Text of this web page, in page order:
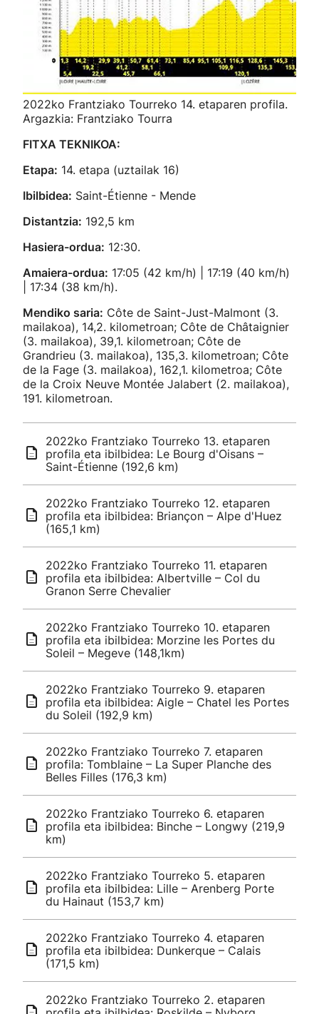
2022ko Frantziako Tourreko 14. etaparen profila.
Argazkia: Frantziako Tourra
FITXA TEKNIKOA:
Etapa: 14. etapa (uztailak 16)
Ibilbidea: Saint-Étienne - Mende
Distantzia: 192,5 km
Hasiera-ordua: 12:30.
Amaiera-ordua: 17:05 (42 km/h) | 17:19 (40 km/h)
| 17:34 (38 km/h).
Mendiko saria: Côte de Saint-Just-Malmont (3.
mailakoa), 14,2. kilometroan; Côte de Châtaignier
(3. mailakoa), 39,1. kilometroan; Côte de
Grandrieu (3. mailakoa), 135,3. kilometroan; Côte
de la Fage (3. mailakoa), 162,1. kilometroa; Côte
de la Croix Neuve Montée Jalabert (2. mailakoa),
191. kilometroan.
2022ko Frantziako Tourreko 13. etaparen
profila eta ibilbidea: Le Bourg d'Oisans –
Saint-Étienne (192,6 km)
2022ko Frantziako Tourreko 12. etaparen
profila eta ibilbidea: Briançon – Alpe d'Huez
(165,1 km)
2022ko Frantziako Tourreko 11. etaparen
profila eta ibilbidea: Albertville – Col du
Granon Serre Chevalier
2022ko Frantziako Tourreko 10. etaparen
profila eta ibilbidea: Morzine les Portes du
Soleil – Megeve (148,1km)
2022ko Frantziako Tourreko 9. etaparen
profila eta ibilbidea: Aigle – Chatel les Portes
du Soleil (192,9 km)
2022ko Frantziako Tourreko 7. etaparen
profila: Tomblaine – La Super Planche des
Belles Filles (176,3 km)
2022ko Frantziako Tourreko 6. etaparen
profila eta ibilbidea: Binche – Longwy (219,9
km)
2022ko Frantziako Tourreko 5. etaparen
profila eta ibilbidea: Lille – Arenberg Porte
du Hainaut (153,7 km)
2022ko Frantziako Tourreko 4. etaparen
profila eta ibilbidea: Dunkerque – Calais
(171,5 km)
2022ko Frantziako Tourreko 2. etaparen